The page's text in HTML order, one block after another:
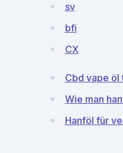
sv
bfi
CX
Cbd vape öl
Wie man
Hanföl für